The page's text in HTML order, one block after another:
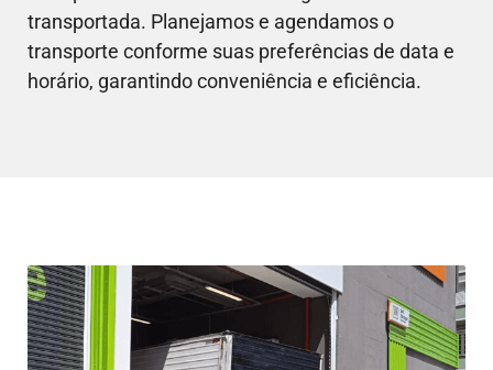
transportada. Planejamos e agendamos o
transporte conforme suas preferências de data e
horário, garantindo conveniência e eficiência.